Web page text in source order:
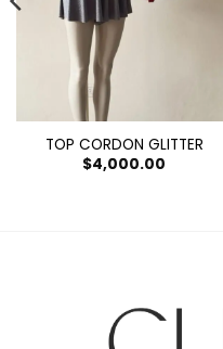
TOP CORDON GLITTER
$4,000.00